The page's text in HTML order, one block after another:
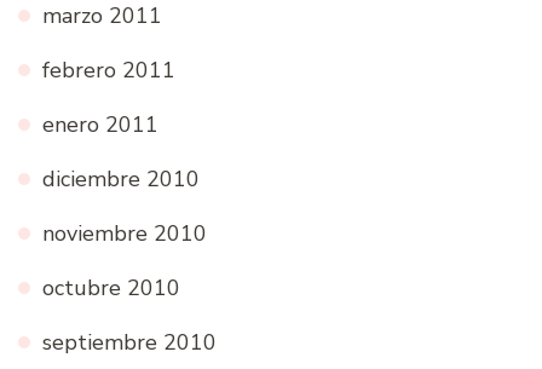
marzo 2011
febrero 2011
enero 2011
diciembre 2010
noviembre 2010
octubre 2010
septiembre 2010